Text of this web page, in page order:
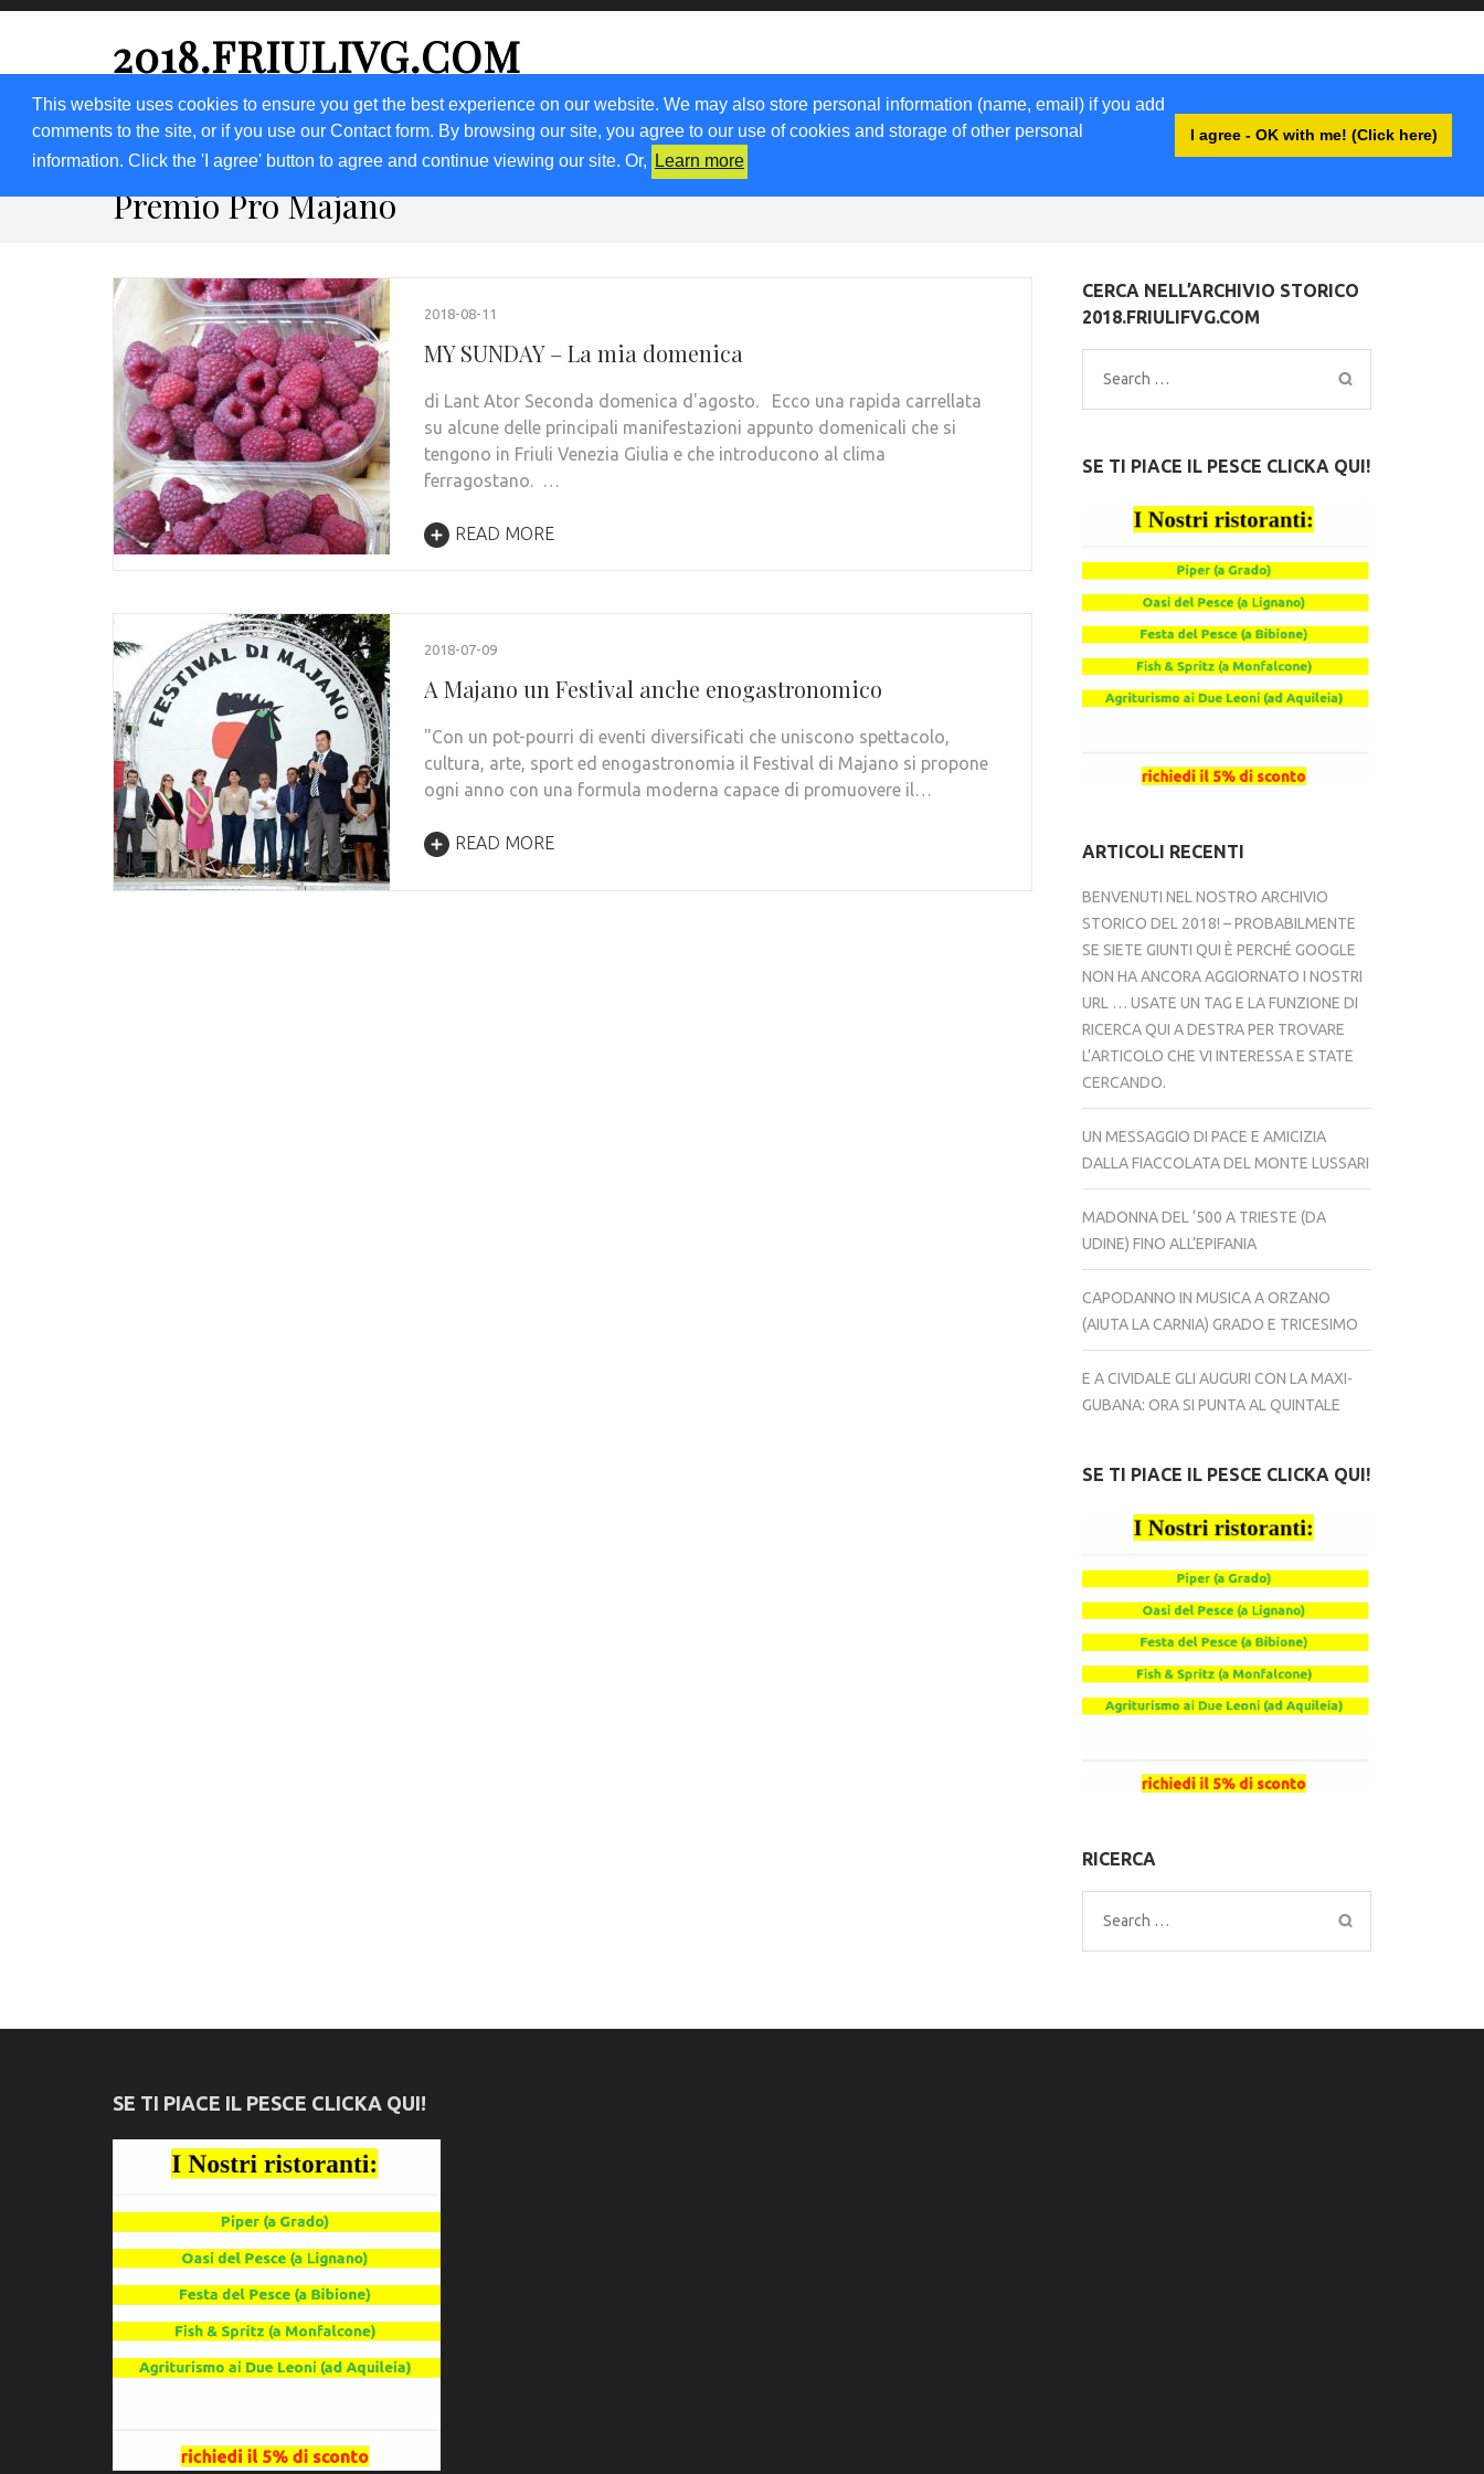
This website uses cookies to ensure you get the best experience on our website. We may also store personal information (name, email) if you add
comments to the site, or if you use our Contact form. By browsing our site, you agree to our use of cookies and storage of other personal
information. Click the 'I agree' button to agree and continue viewing our site. Or,
Learn more
I agree - OK with me! (Click here)
2018.FRIULIVG.COM
HOME 2018 2019 DOMANDA LAVORA CON NOI RICETTE KM0 VIGNETO FVG NEWSLETTER ACCEDI
Premio Pro Majano
2018-08-11
MY SUNDAY – La mia domenica
di Lant Ator Seconda domenica d'agosto. Ecco una rapida carrellata
su alcune delle principali manifestazioni appunto domenicali che si
tengono in Friuli Venezia Giulia e che introducono al clima
ferragostano. …
READ MORE
2018-07-09
A Majano un Festival anche enogastronomico
"Con un pot-pourri di eventi diversificati che uniscono spettacolo,
cultura, arte, sport ed enogastronomia il Festival di Majano si propone
ogni anno con una formula moderna capace di promuovere il…
READ MORE
CERCA NELL’ARCHIVIO STORICO
2018.FRIULIFVG.COM
Search
for:
SE TI PIACE IL PESCE CLICKA QUI!
ARTICOLI RECENTI
BENVENUTI NEL NOSTRO ARCHIVIO
STORICO DEL 2018! – PROBABILMENTE
SE SIETE GIUNTI QUI È PERCHÉ GOOGLE
NON HA ANCORA AGGIORNATO I NOSTRI
URL … USATE UN TAG E LA FUNZIONE DI
RICERCA QUI A DESTRA PER TROVARE
L’ARTICOLO CHE VI INTERESSA E STATE
CERCANDO.
UN MESSAGGIO DI PACE E AMICIZIA
DALLA FIACCOLATA DEL MONTE LUSSARI
MADONNA DEL ‘500 A TRIESTE (DA
UDINE) FINO ALL’EPIFANIA
CAPODANNO IN MUSICA A ORZANO
(AIUTA LA CARNIA) GRADO E TRICESIMO
E A CIVIDALE GLI AUGURI CON LA MAXI-
GUBANA: ORA SI PUNTA AL QUINTALE
SE TI PIACE IL PESCE CLICKA QUI!
RICERCA
Search
for:
SE TI PIACE IL PESCE CLICKA QUI!